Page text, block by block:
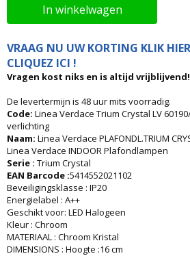
In winkelwagen
VRAAG NU UW KORTING KLIK
CLIQUEZ ICI !
Vragen kost niks en is altijd vrijblijvend!
De levertermijn is 48 uur mits voorradig.
Code: Linea Verdace Trium Crystal LV
verlichting
Naam: Linea Verdace PLAFONDL.TRIUM
Linea Verdace INDOOR Plafondlampen
Serie : Trium Crystal
EAN Barcode :5414552021102
Beveiligingsklasse : IP20
Energielabel : A++
Geschikt voor: LED Halogeen
Kleur : Chroom
MATERIAAL : Chroom Kristal
DIMENSIONS : Hoogte :16 cm